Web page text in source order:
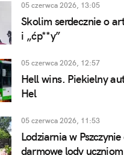
05 czerwca 2026, 13:05
Skolim serdecznie o
i „ćp**y”
05 czerwca 2026, 12:57
Hell wins. Piekielny
Hel
05 czerwca 2026, 11:53
Lodziarnia w Pszczynie
darmowe lody